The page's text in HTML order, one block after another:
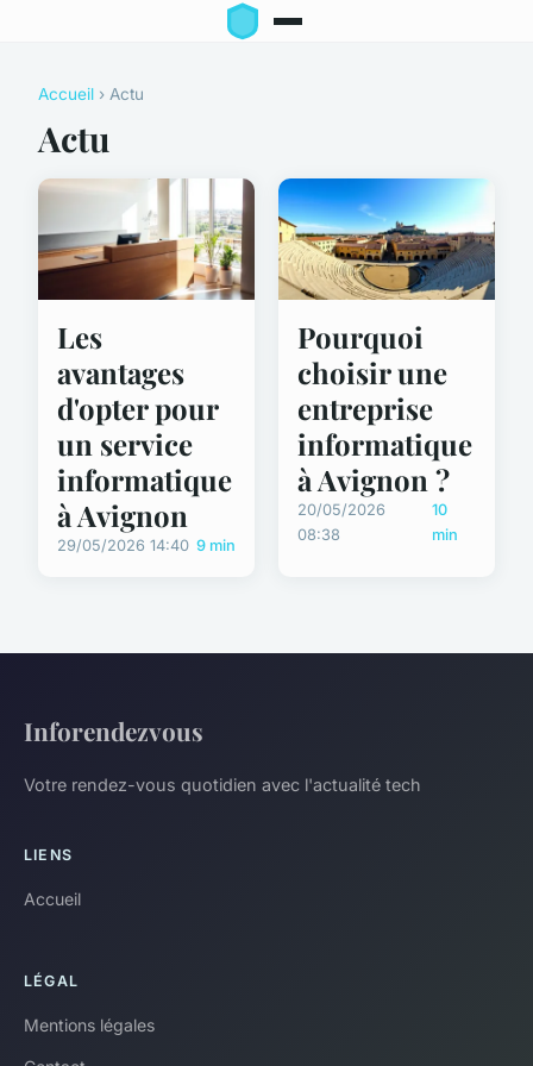
Accueil › Actu
Actu
Les
avantages
d'opter pour
un service
informatique
à Avignon
29/05/2026 14:40 9 min
Pourquoi
choisir une
entreprise
informatique
à Avignon ?
20/05/2026
08:38
10
min
Inforendezvous
Votre rendez-vous quotidien avec l'actualité tech
LIENS
Accueil
LÉGAL
Mentions légales